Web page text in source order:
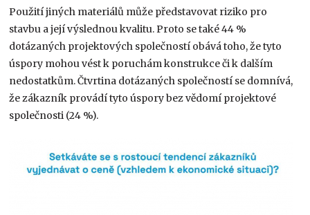
Použití jiných materiálů může představovat riziko pro
stavbu a její výslednou kvalitu. Proto se také 44 %
dotázaných projektových společností obává toho, že tyto
úspory mohou vést k poruchám konstrukce či k dalším
nedostatkům. Čtvrtina dotázaných společností se domnívá,
že zákazník provádí tyto úspory bez vědomí projektové
společnosti (24 %).